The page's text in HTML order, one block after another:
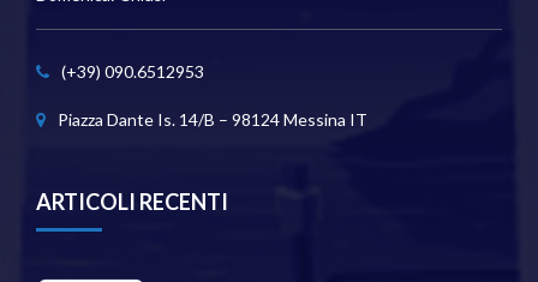
(+39) 090.6512953
Piazza Dante Is. 14/B – 98124 Messina IT
ARTICOLI RECENTI